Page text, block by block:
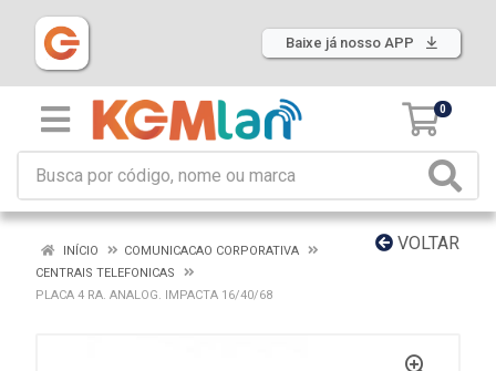
Baixe já nosso APP
0
VOLTAR
INÍCIO
COMUNICACAO CORPORATIVA
CENTRAIS TELEFONICAS
PLACA 4 RA. ANALOG. IMPACTA 16/40/68